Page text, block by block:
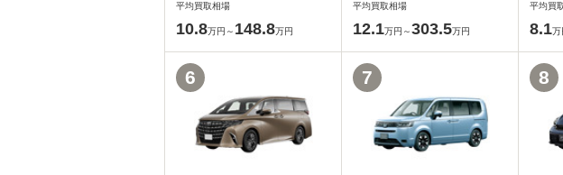
平均買取相場
10.8万円～ 148.8万円
平均買取相場
12.1万円～303.5万円
平均買
8.1万
6 7 8